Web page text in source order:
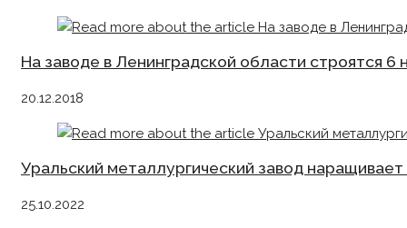
На заводе в Ленинградской области строятся 6
20.12.2018
Уральский металлургический завод
25.10.2022